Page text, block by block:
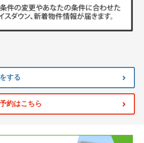
する
約はこちら